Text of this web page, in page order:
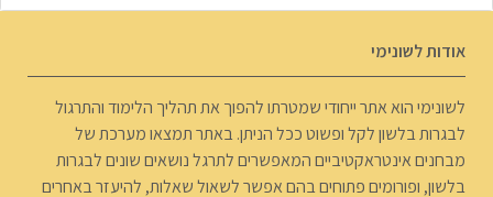
אודות לשונימי
לשונימי הוא אתר ייחודי שמטרתו להפוך את תהליך הלימוד והתרגול
לבגרות בלשון לקל ופשוט ככל הניתן. באתר תמצאו מערכת של
מבחנים אינטראקטיביים המאפשרים לתרגל נושאים שונים לבגרות
בלשון, ופורומים פתוחים בהם אפשר לשאול שאלות, להיעזר באחרים